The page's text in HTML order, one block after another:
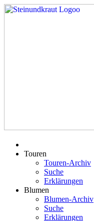
Touren
Touren-Archiv
Suche
Erklärungen
Blumen
Blumen-Archiv
Suche
Erklärungen